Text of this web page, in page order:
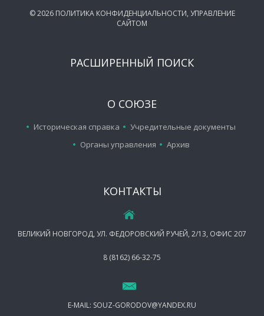
©2026 ПОЛИТИКА КОНФИДЕНЦИАЛЬНОСТИ, УПРАВЛЕНИЕ
САЙТОМ
РАСШИРЕННЫЙ ПОИСК
О СОЮЗЕ
Историческая справка
Учредительные документы
Органы управления
Архив
КОНТАКТЫ
ВЕЛИКИЙ НОВГОРОД, УЛ. ФЕДОРОВСКИЙ РУЧЕЙ, 2/13, ОФИС 207
8 (8162) 66-32-75
E-MAIL: SOUZ-GORODOV@YANDEX.RU